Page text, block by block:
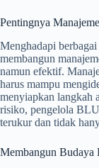
Pentingnya
Menghadapi
membangun
namun efektif.
harus mampu
menyiapkan langkah
risiko, pengelola
terukur dan tidak
Membangun Budaya